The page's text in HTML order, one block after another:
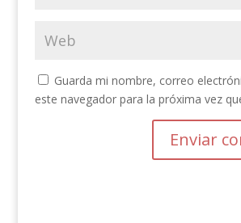
Guarda mi nombre, correo
este navegador para la próxima vez